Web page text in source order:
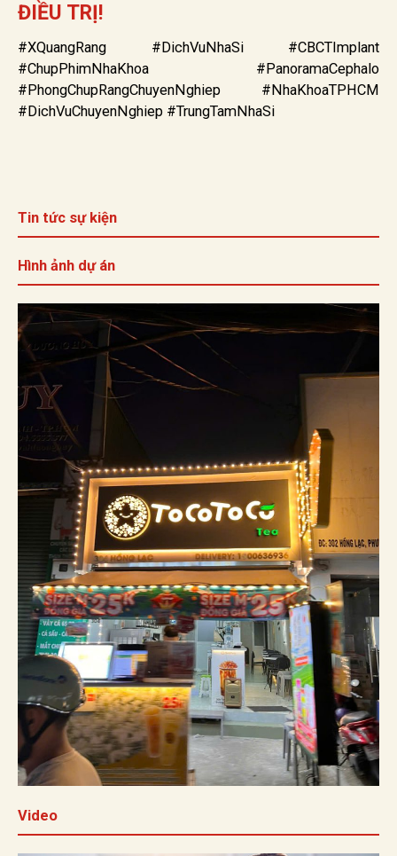
ĐIỀU TRỊ!
#XQuangRang #DichVuNhaSi #CBCTImplant
#ChupPhimNhaKhoa #PanoramaCephalo
#PhongChupRangChuyenNghiep #NhaKhoaTPHCM
#DichVuChuyenNghiep #TrungTamNhaSi
Tin tức sự kiện
Hình ảnh dự án
Video